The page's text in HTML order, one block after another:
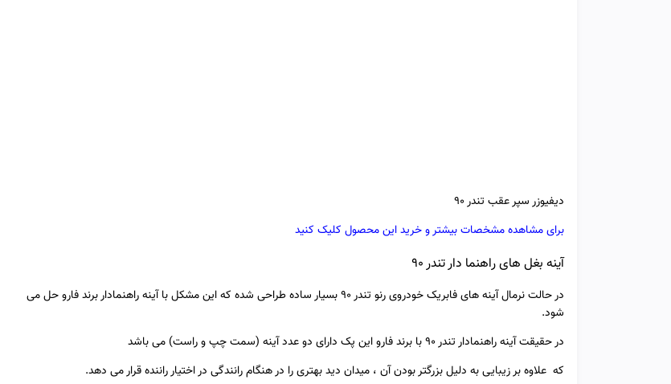
دیفیوزر سپر عقب تندر 90
برای مشاهده مشخصات بیشتر و خرید این محصول کلیک کنید
آینه بغل های راهنما دار تندر 90
در حالت نرمال آینه های فابریک خودروی رنو تندر 90 بسیار ساده طراحی شده که این مشکل با آینه راهنمادار برند فارو حل می
شود.
در حقیقت آینه راهنمادار تندر 90 با برند فارو این پک دارای دو عدد آینه (سمت چپ و راست) می باشد
که علاوه بر زیبایی به دلیل بزرگتر بودن آن ، میدان دید بهتری را در هنگام رانندگی در اختیار راننده قرار می دهد.